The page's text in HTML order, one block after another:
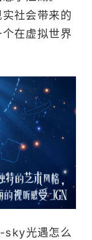
社会带来的
在虚拟世界
sky光遇怎么